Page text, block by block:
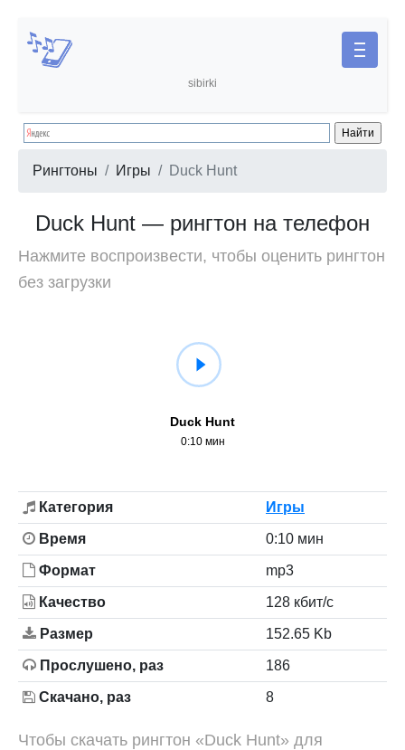
sibirki
Рингтоны Игры Duck Hunt
Duck Hunt — рингтон на телефон
Нажмите воспроизвести, чтобы оценить рингтон
без загрузки
Duck Hunt
0:10 мин
Категория Игры
Время 0:10 мин
Формат mp3
Качество 128 кбит/с
Размер 152.65 Kb
Прослушено, раз 186
Скачано, раз 8
Чтобы скачать рингтон «Duck Hunt» для